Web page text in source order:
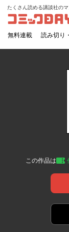
コミック
たくさん読める講談社の
無料連載 読み切り
この作品は